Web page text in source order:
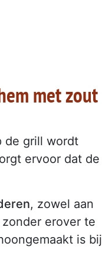
met zout
de grill wordt
ervoor dat de
, zowel aan
erover te
is bij